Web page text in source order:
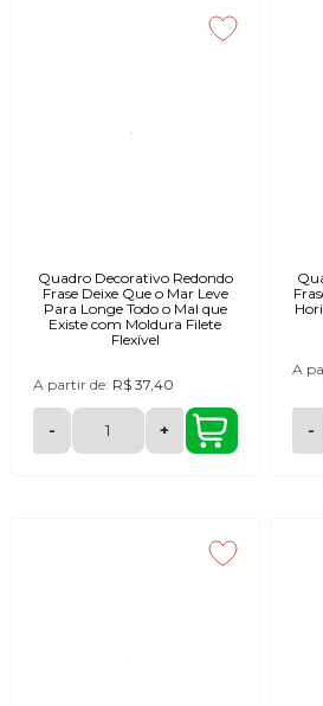
Quadro Decorativo Redondo
Frase Deixe Que o Mar Leve
Para Longe Todo o Mal que
Existe com Moldura Filete
Flexível
A partir de: R$ 37,40
- +
A
-